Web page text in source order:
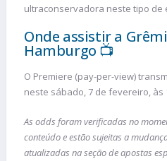
ultraconservadora neste tipo de
Onde assistir a
Hamburgo 📺
O Premiere (pay-per-view)
neste sábado, 7 de fevereiro, às
As odds foram verificadas no
conteúdo e estão sujeitas a
atualizadas na seção de apostas